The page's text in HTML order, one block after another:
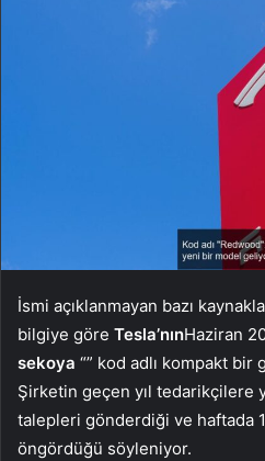
İsmi açıklanmayan bazı
bilgiye göre Tesla’nınHaziran
sekoya “” kod adlı kompakt bir
Şirketin geçen yıl tedarikçilere
talepleri gönderdiği ve haftada
öngördüğü söyleniyor.